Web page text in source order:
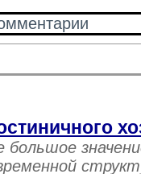
большое